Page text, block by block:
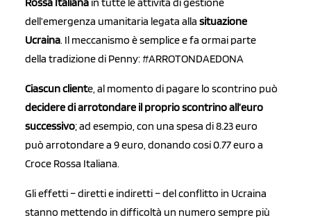
dell’emergenza umanitaria legata alla situazione
Ucraina. Il meccanismo è semplice e fa ormai parte
della tradizione di Penny: #ARROTONDAEDONA
Ciascun cliente, al momento di pagare lo scontrino può
decidere di arrotondare il proprio scontrino all’euro
successivo; ad esempio, con una spesa di 8.23 euro
può arrotondare a 9 euro, donando cosi 0.77 euro a
Croce Rossa Italiana.
Gli effetti – diretti e indiretti – del conflitto in Ucraina
stanno mettendo in difficoltà un numero sempre più